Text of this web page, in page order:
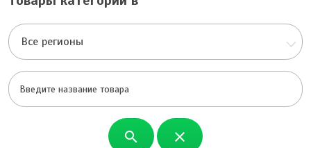
Все регионы
search close